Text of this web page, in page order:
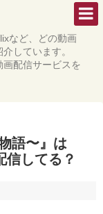
など、どの動画
しています。
画配信サービスを
語〜』は
してる？